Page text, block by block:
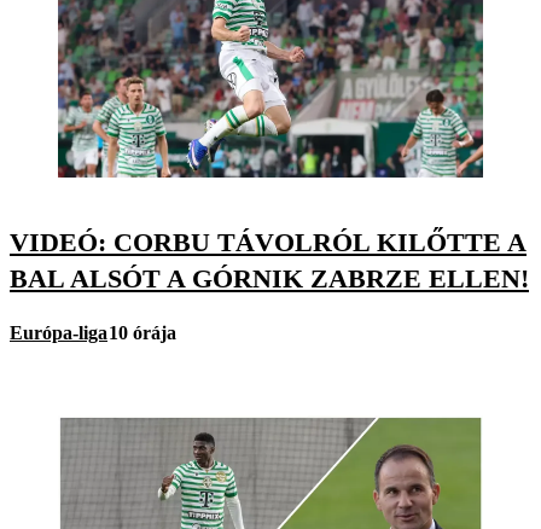
VIDEÓ: CORBU TÁVOLRÓL KILŐTTE A
BAL ALSÓT A GÓRNIK ZABRZE ELLEN!
Európa-liga10 órája